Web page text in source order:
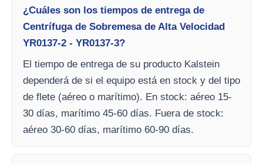
¿Cuáles son los tiempos de entrega de
Centrífuga de Sobremesa de Alta Velocidad
YR0137-2 - YR0137-3?
El tiempo de entrega de su producto Kalstein
dependerá de si el equipo está en stock y del tipo
de flete (aéreo o marítimo). En stock: aéreo 15-
30 días, marítimo 45-60 días. Fuera de stock:
aéreo 30-60 días, marítimo 60-90 días.